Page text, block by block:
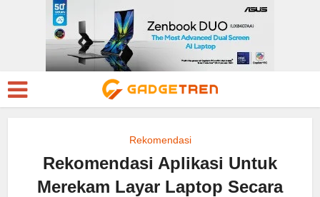
Rekomendasi
Rekomendasi Aplikasi Untuk
Merekam Layar Laptop Secara